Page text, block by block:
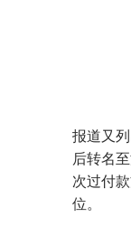
报道又列
后转名
次过付
位。